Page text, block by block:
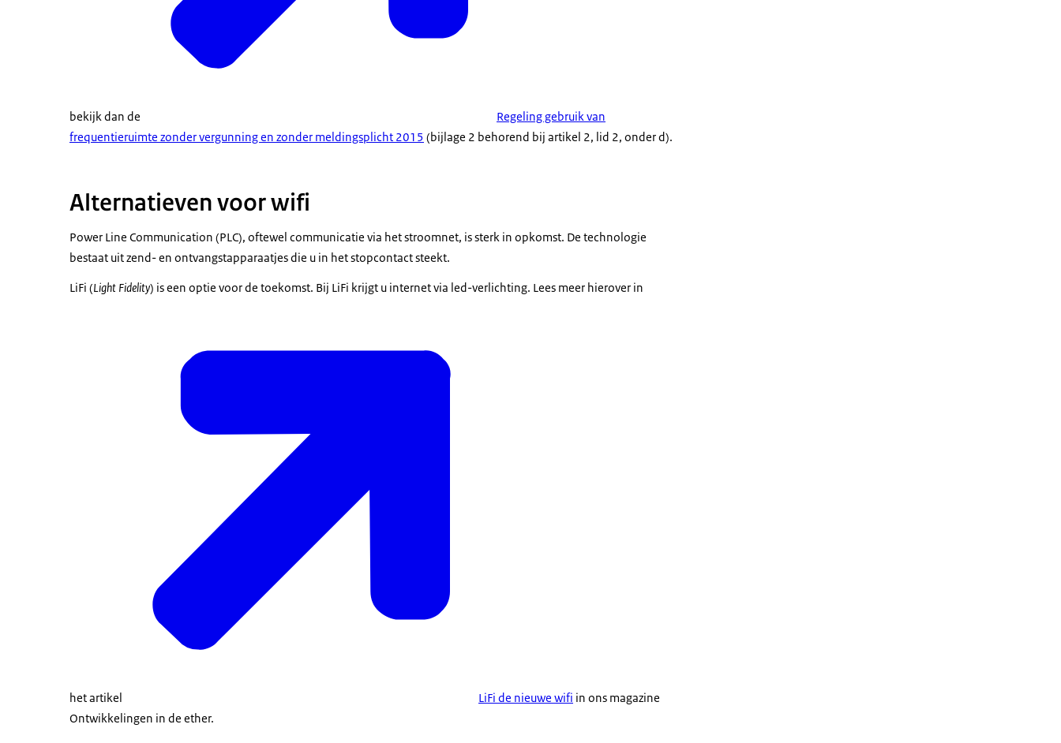
bekijk dan de
Regeling gebruik van
frequentieruimte zonder vergunning en zonder meldingsplicht 2015 (bijlage 2 behorend bij artikel 2, lid 2, onder d).
Alternatieven voor wifi
Power Line Communication (PLC), oftewel communicatie via het stroomnet, is sterk in opkomst. De technologie
bestaat uit zend- en ontvangstapparaatjes die u in het stopcontact steekt.
LiFi (Light Fidelity) is een optie voor de toekomst. Bij LiFi krijgt u internet via led-verlichting. Lees meer hierover in
het artikel LiFi de nieuwe wifi in ons magazine
Ontwikkelingen in de ether.